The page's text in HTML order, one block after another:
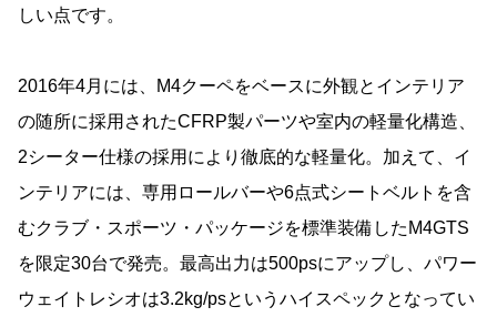
しい点です。
2016年4月には、M4クーペをベースに外観とインテリア
の随所に採用されたCFRP製パーツや室内の軽量化構造、
2シーター仕様の採用により徹底的な軽量化。加えて、イ
ンテリアには、専用ロールバーや6点式シートベルトを含
むクラブ・スポーツ・パッケージを標準装備したM4GTS
を限定30台で発売。最高出力は500psにアップし、パワー
ウェイトレシオは3.2kg/psというハイスペックとなってい